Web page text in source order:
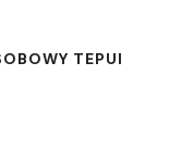
TEPUI